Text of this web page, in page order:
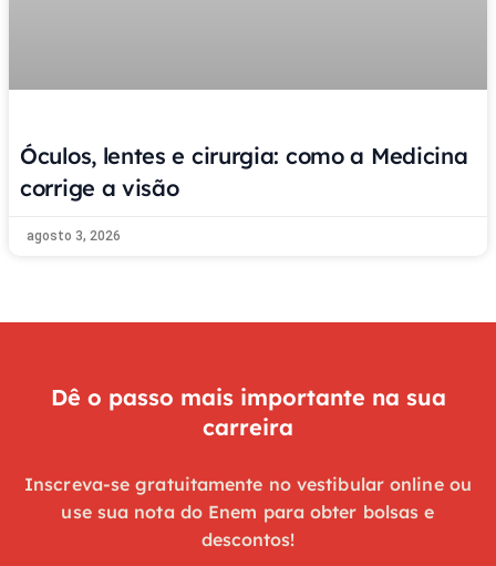
Óculos, lentes e cirurgia: como a Medicina
corrige a visão
agosto 3, 2026
Dê o passo mais importante na sua
carreira
Inscreva-se gratuitamente no vestibular online ou
use sua nota do Enem para obter bolsas e
descontos!